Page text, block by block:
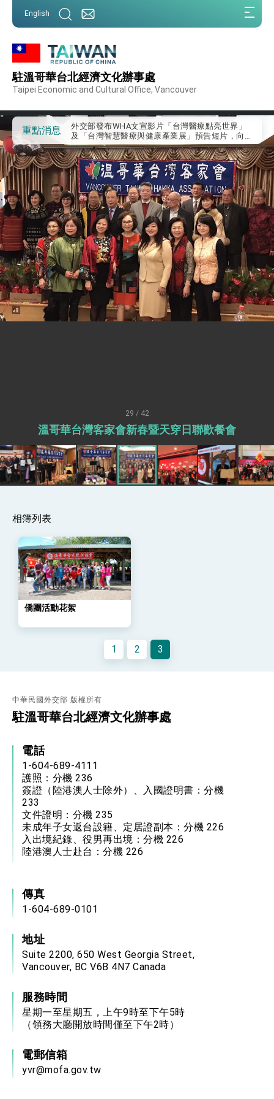
English
駐溫哥華台北經濟文化辦事處
Taipei Economic and Cultural Office, Vancouver
重點消息
外交部重要言論
我國政府將在美國亞利桑納州設立「駐鳳凰城辦
事處」，進一步深化台美交流合作
經驗為亞太醫療照護發展開創新里程碑
外交部發布WHA文宣影片「台灣醫療點亮世界」
及「台灣智慧醫療與健康產業展」預告短片，向
世界展現台灣守護全球健康的創新能量
總統出訪史瓦帝尼返國談話 強調臺灣人有權利
走向世界 盼與理念相近國家共同維護國際秩序
堅定走向世界 賴總統抵達史瓦帝尼王國進行國是
訪問
總統與五院院長新春茶敘 盼化分歧為團結、為
國家邁出合作第一步
總統農曆春節談話
台美貿易協議完成簽署達成6大目標、創5大歷史
性突破 總統強調將以3大面向加速臺灣經濟轉型
升級 籲請立院全力支持並盡速通過
臺美簽署「對等貿易協定」確立對等關稅15%且不
疊加 我輸美2072項產品豁免對等關稅
總統接受「法新社」（AFP）專訪內容
外交部長林佳龍於《外交事務》撰文指出：自由
外交部長林佳龍午宴歡迎美國聯邦參議員蓋耶哥
訪問團
外交部長林佳龍接見美國智庫「德國馬歇爾基金
會」訪問團一行，深化跨大西洋戰略夥伴關係
臺美經貿談判獲階段性成果 卓揆期勉爭取時間完
成「臺美對等貿易協定」簽署
外交部長林佳龍主持第35次「參與亞太經濟合作
策略小組」跨部會會議
民調顯示多數國人滿意政府外交表現，高度支持
「總合外交」與台歐美日關係深化
總統以「韌性之島，希望之光」為題發表2026新
年談話
會 強調以實力守護台海和平 以決心掌握國家
變局中 奮起的新臺灣 總統發表國慶演說
賴總統就職演說影片
總統重要談話
我國政府將在美國亞利桑納州設立「駐鳳凰城辦
事處」，進一步深化台美交流合作
29 / 42
溫哥華台灣客家會新春暨天穿日聯歡餐會
相簿列表
僑團活動花絮
1 2 3
中華民國外交部 版權所有
駐溫哥華台北經濟文化辦事處
電話
1-604-689-4111
護照：分機 236
簽證（陸港澳人士除外）、入國證明書：分機
233
文件證明：分機 235
未成年子女返台設籍、定居證副本：分機 226
入出境紀錄、役男再出境：分機 226
陸港澳人士赴台：分機 226
傳真
1-604-689-0101
地址
Suite 2200, 650 West Georgia Street,
Vancouver, BC V6B 4N7 Canada
服務時間
星期一至星期五，上午9時至下午5時
（領務大廳開放時間僅至下午2時）
電郵信箱
yvr@mofa.gov.tw